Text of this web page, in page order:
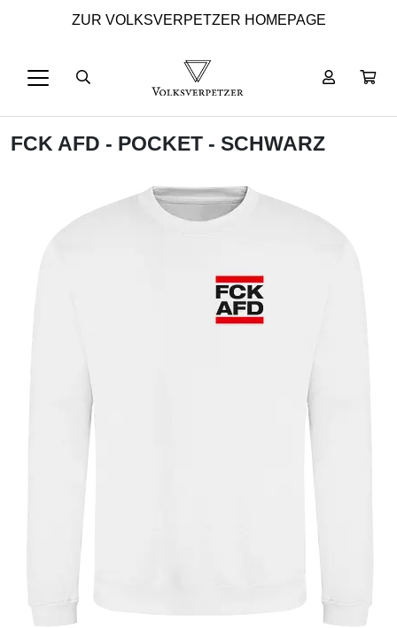
ZUR VOLKSVERPETZER HOMEPAGE
FCK AFD - POCKET - SCHWARZ